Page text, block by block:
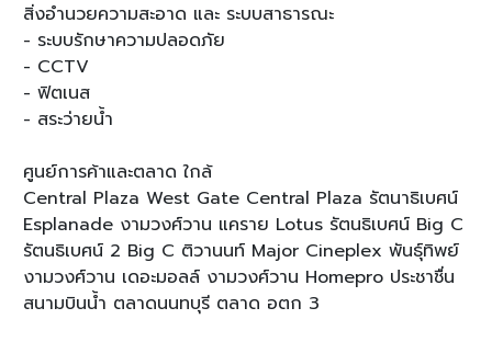
สิ่งอำนวยความสะอาด และ ระบบสาธารณะ
- ระบบรักษาความปลอดภัย
- CCTV
- ฟิตเนส
- สระว่ายน้ำ
ศูนย์การค้าและตลาด ใกล้
Central Plaza West Gate Central Plaza รัตนาธิเบศน์
Esplanade งามวงศ์วาน แคราย Lotus รัตนธิเบศน์ Big C
รัตนธิเบศน์ 2 Big C ติวานนท์ Major Cineplex พันธุ์ทิพย์
งามวงศ์วาน เดอะมอลล์ งามวงศ์วาน Homepro ประชาชื่น
สนามบินน้ำ ตลาดนนทบุรี ตลาด อตก 3